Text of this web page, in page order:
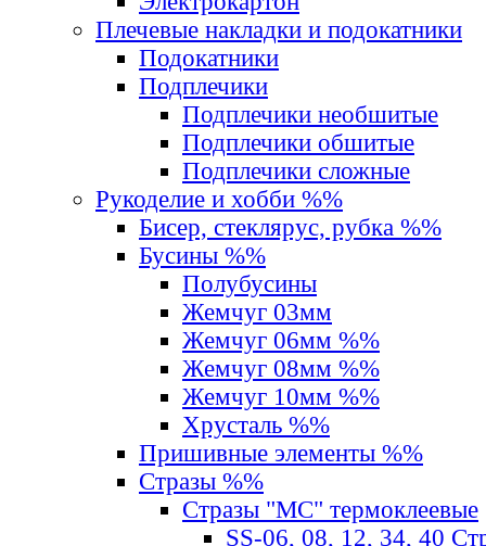
Плечевые накладки и подокатники
Подокатники
Подплечики
Подплечики необшитые
Подплечики обшитые
Подплечики сложные
Рукоделие и хобби %%
Бисер, стеклярус, рубка %%
Бусины %%
Полубусины
Жемчуг 03мм
Жемчуг 06мм %%
Жемчуг 08мм %%
Жемчуг 10мм %%
Хрусталь %%
Пришивные элементы %%
Стразы %%
Стразы "MС" термоклеевые
SS-06, 08, 12, 34, 40